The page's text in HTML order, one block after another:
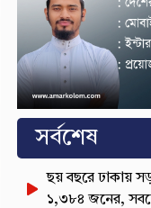
সর্বশেষ
ছয় বছরে ঢাকায়
১,৩৮৪ জনের,